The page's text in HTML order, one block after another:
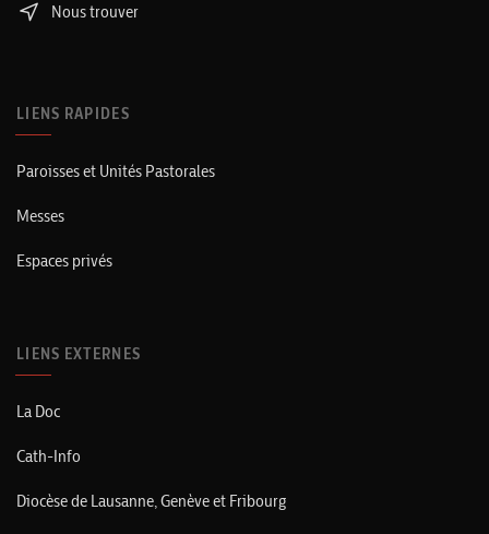
Nous trouver
LIENS RAPIDES
Paroisses et Unités Pastorales
Messes
Espaces privés
LIENS EXTERNES
La Doc
Cath-Info
Diocèse de Lausanne, Genève et Fribourg